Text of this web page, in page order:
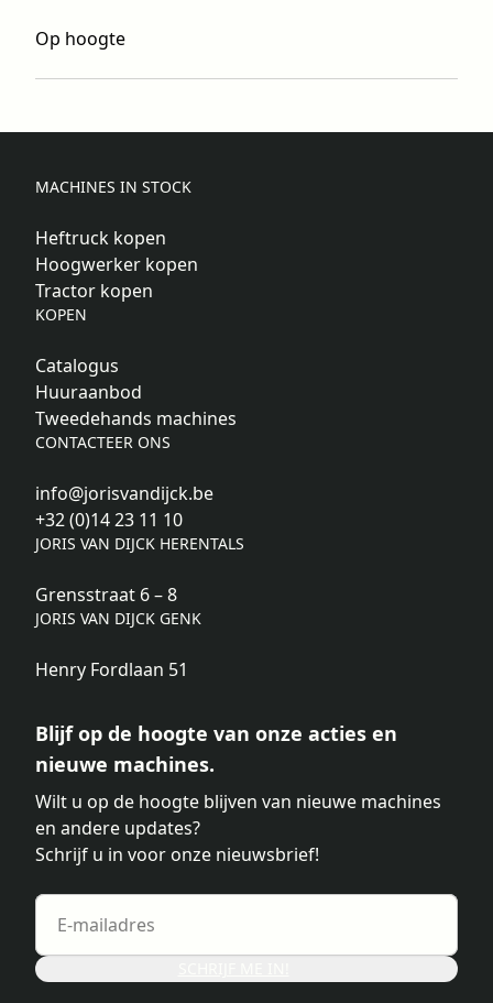
Op hoogte
MACHINES IN STOCK
Heftruck kopen
Hoogwerker kopen
Tractor kopen
KOPEN
Catalogus
Huuraanbod
Tweedehands machines
CONTACTEER ONS
info@jorisvandijck.be
+32 (0)14 23 11 10
JORIS VAN DIJCK HERENTALS
Grensstraat 6 – 8
JORIS VAN DIJCK GENK
Henry Fordlaan 51
Blijf op de hoogte van onze acties en
nieuwe machines.
Wilt u op de hoogte blijven van nieuwe machines
en andere updates?
Schrijf u in voor onze nieuwsbrief!